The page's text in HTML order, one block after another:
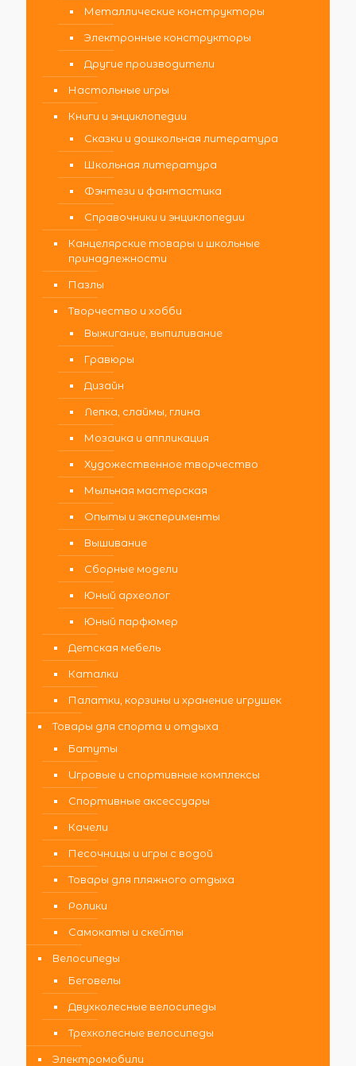
Металлические конструкторы
Электронные конструкторы
Другие производители
Настольные игры
Книги и энциклопедии
Сказки и дошкольная литература
Школьная литература
Фэнтези и фантастика
Справочники и энциклопедии
Канцелярские товары и школьные
принадлежности
Пазлы
Творчество и хобби
Выжигание, выпиливание
Гравюры
Дизайн
Лепка, слаймы, глина
Мозаика и аппликация
Художественное творчество
Мыльная мастерская
Опыты и эксперименты
Вышивание
Сборные модели
Юный археолог
Юный парфюмер
Детская мебель
Каталки
Палатки, корзины и хранение игрушек
Товары для спорта и отдыха
Батуты
Игровые и спортивные комплексы
Спортивные аксессуары
Качели
Песочницы и игры с водой
Товары для пляжного отдыха
Ролики
Самокаты и скейты
Велосипеды
Беговелы
Двухколесные велосипеды
Трехколесные велосипеды
Электромобили